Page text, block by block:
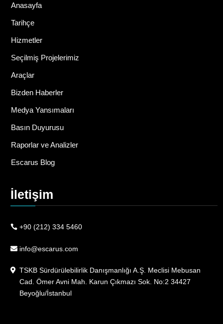
Anasayfa
Tarihçe
Hizmetler
Seçilmiş Projelerimiz
Araçlar
Bizden Haberler
Medya Yansımaları
Basın Duyurusu
Raporlar ve Analizler
Escarus Blog
İletişim
+90 (212) 334 5460
info@escarus.com
TSKB Sürdürülebilirlik Danışmanlığı A.Ş. Meclisi Mebusan
Cad. Ömer Avni Mah. Karun Çıkmazı Sok. No:2 34427
Beyoğlu/İstanbul